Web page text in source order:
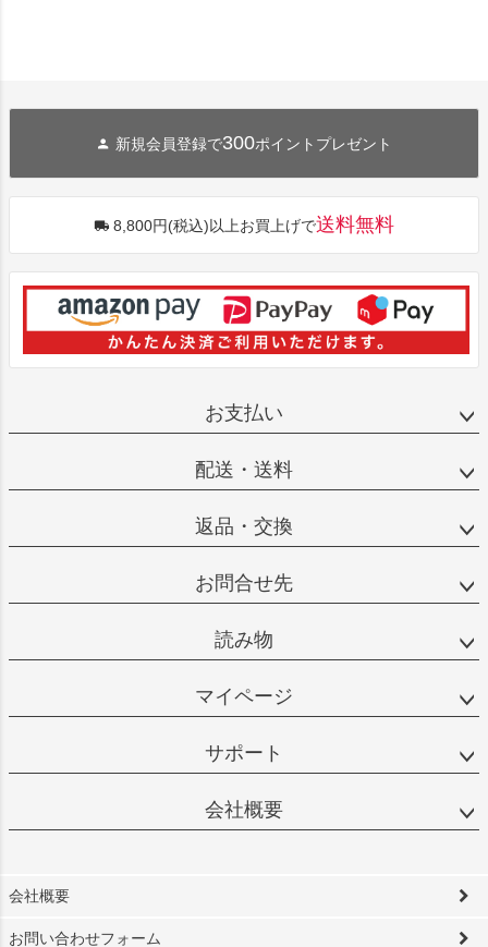
新規会員登録で300ポイントプレゼント
8,800円(税込)以上お買上げで送料無料
お支払い
配送・送料
返品・交換
お問合せ先
読み物
マイページ
サポート
会社概要
会社概要
お問い合わせフォーム